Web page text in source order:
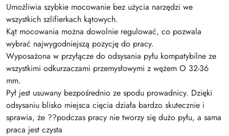
Umożliwia szybkie mocowanie bez użycia narzędzi we
wszystkich szlifierkach kątowych.
Kąt mocowania można dowolnie regulować, co pozwala
wybrać najwygodniejszą pozycję do pracy.
Wyposażona w przyłącze do odsysania pyłu kompatybilne ze
wszystkimi odkurzaczami przemysłowymi z wężem O 32-36
mm.
Pył jest usuwany bezpośrednio ze spodu prowadnicy. Dzięki
odsysaniu blisko miejsca cięcia działa bardzo skutecznie i
sprawia, że ??podczas pracy nie tworzy się dużo pyłu, a sama
praca jest czysta